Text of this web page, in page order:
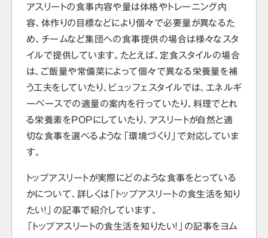
アスリートの食事内容や量は体格やトレーニング内
容、体作りの目標などにより個々で必要量が異なるた
め、チームなど集団への食事提供の場合は様々なスタ
イルで提供しています。たとえば、定食スタイルの場合
は、ご飯量や常備菜によって個々で異なる栄養量を補
う工夫をしていたり、ビュッフェスタイルでは、エネルギ
ーベースでの適量の案内を行っていたり、料理でとれ
る栄養素をPOPにしていたり、アスリートが自然と適
切な食事を選べるような「環境づくり」で対応していま
す。
トップアスリートが実際にどのような食事をとっている
かについて、詳しくは「トップアスリートの食生活を知り
たい！」の記事で紹介しています。
「トップアスリートの食生活を知りたい！」の記事をヨム